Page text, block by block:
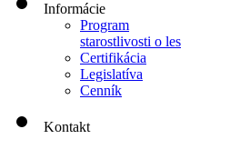
Informácie
Program
starostlivosti o les
Certifikácia
Legislatíva
Cenník
Kontakt